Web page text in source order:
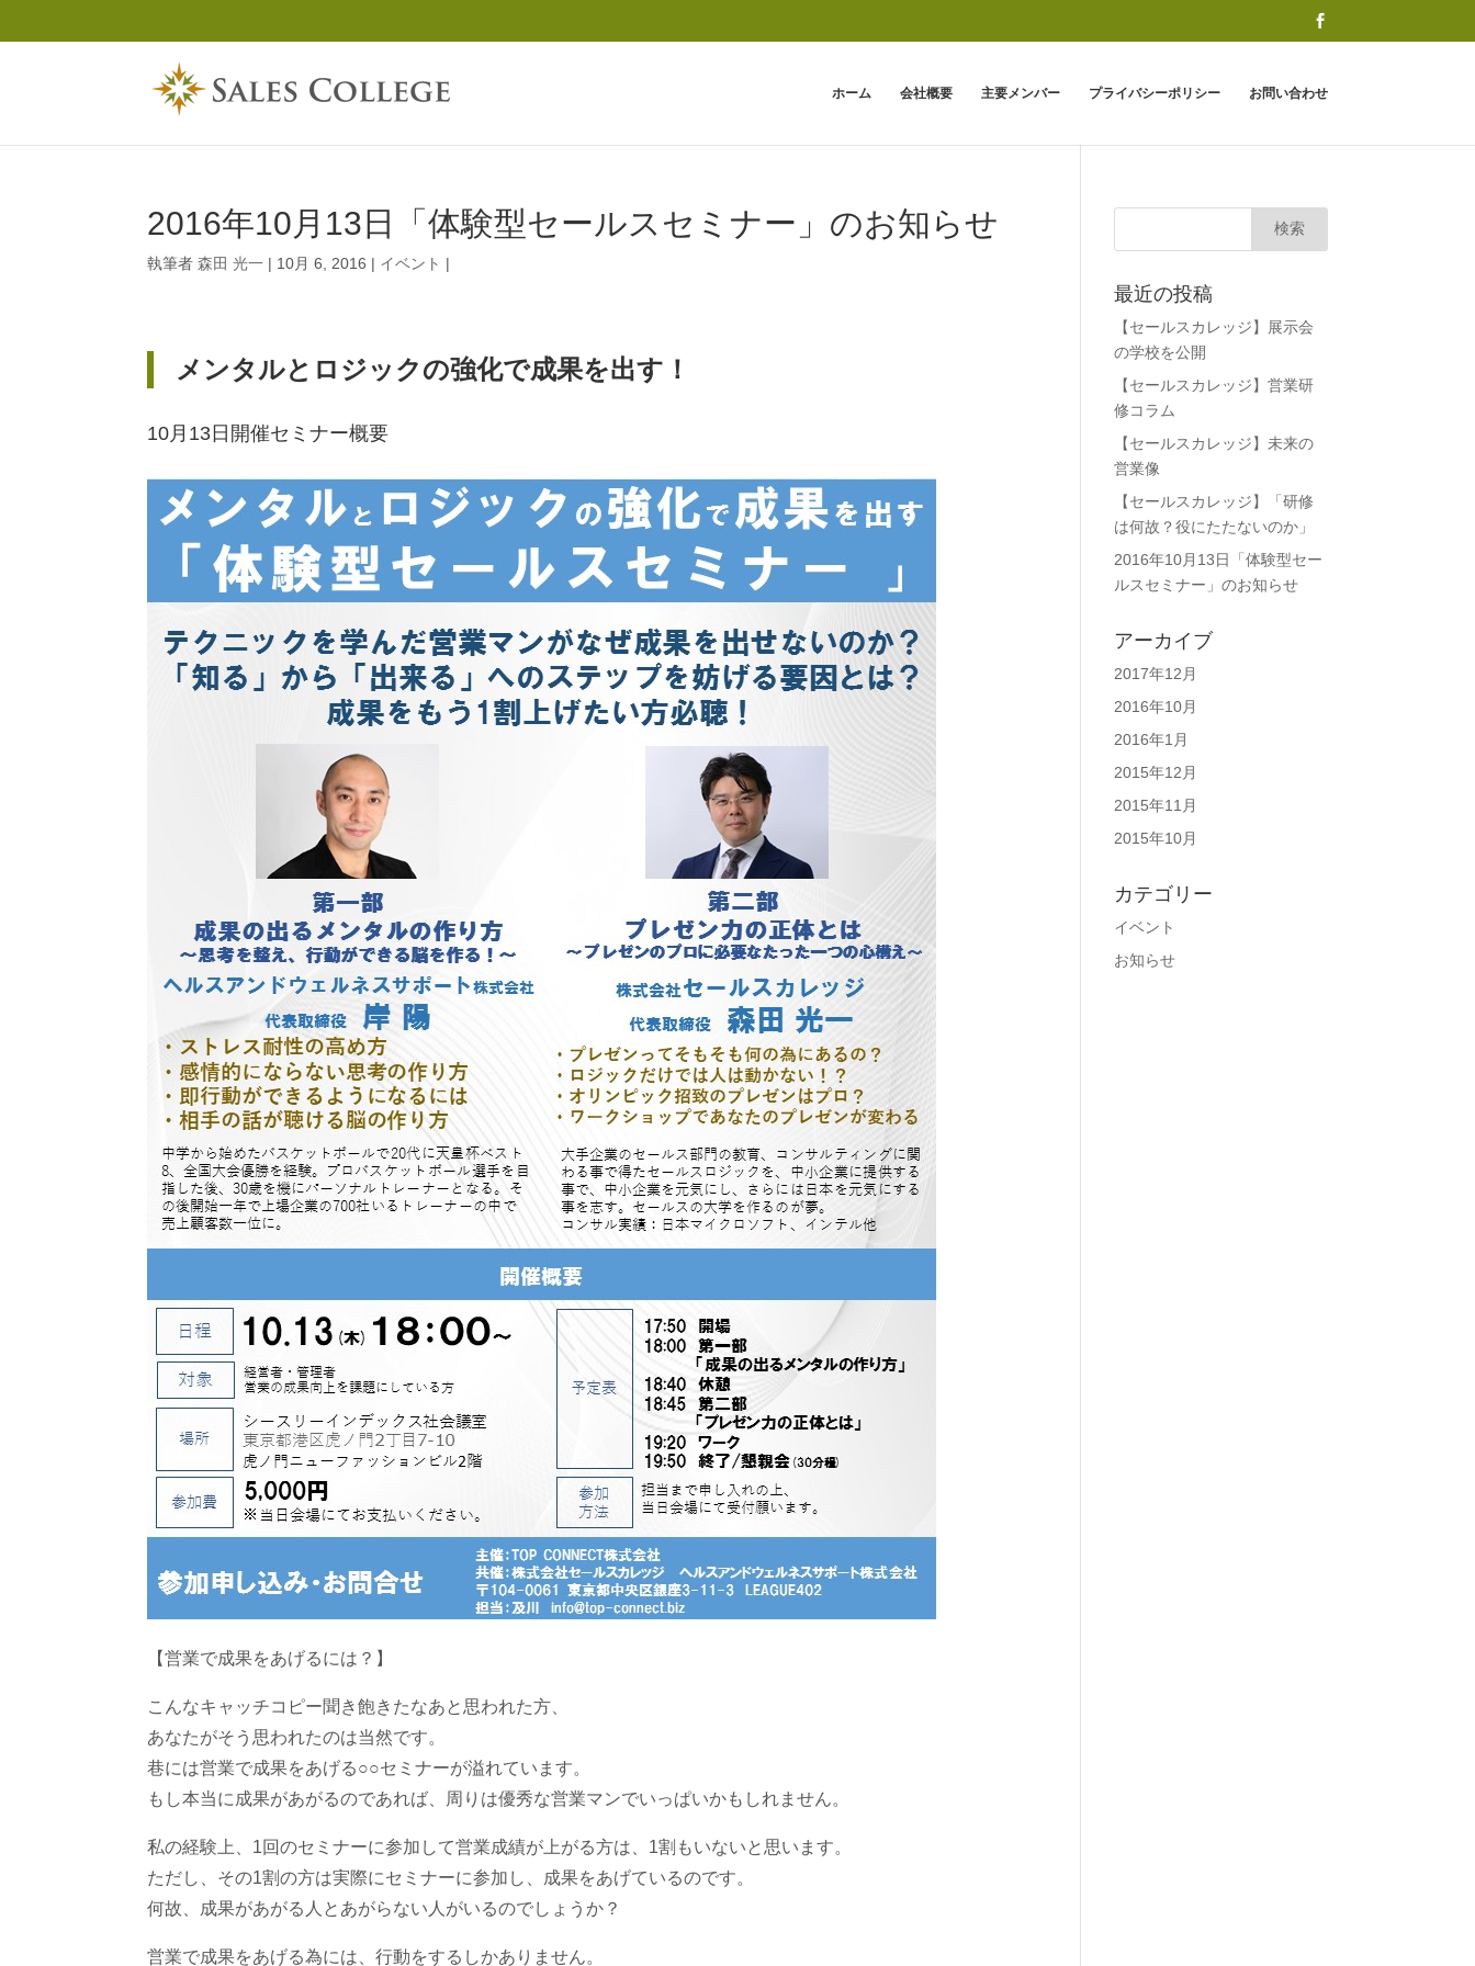
ホーム 会社概要 主要メンバー プライバシーポリシー お問い合わせ
2016年10月13日「体験型セールスセミナー」のお知らせ
執筆者森田 光一 | 10月 6, 2016 | イベント |
メンタルとロジックの強化で成果を出す！
10月13日開催セミナー概要
【営業で成果をあげるには？】
こんなキャッチコピー聞き飽きたなあと思われた方、
あなたがそう思われたのは当然です。
巷には営業で成果をあげる○○セミナーが溢れています。
もし本当に成果があがるのであれば、周りは優秀な営業マンでいっぱいかもしれません。
私の経験上、1回のセミナーに参加して営業成績が上がる方は、1割もいないと思います。
ただし、その1割の方は実際にセミナーに参加し、成果をあげているのです。
何故、成果があがる人とあがらない人がいるのでしょうか？
営業で成果をあげる為には、行動をするしかありません。
最近の投稿
【セールスカレッジ】展示会
の学校を公開
【セールスカレッジ】営業研
修コラム
【セールスカレッジ】未来の
営業像
【セールスカレッジ】「研修
は何故？役にたたないのか」
2016年10月13日「体験型セー
ルスセミナー」のお知らせ
アーカイブ
2017年12月
2016年10月
2016年1月
2015年12月
2015年11月
2015年10月
カテゴリー
イベント
お知らせ